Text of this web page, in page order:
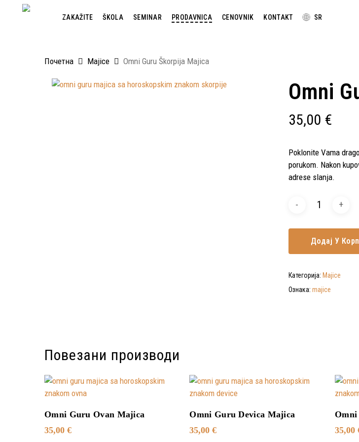
ZAKAŽITE ŠKOLA SEMINAR PRODAVNICA CENOVNIK KONTAKT 🌐 SR
Почетна Majice Omni Guru Škorpija Majica
Omni
35,00 €
Poklonite Vama
porukom. Nakon
adrese slanja.
Додај У
Категорија: Majice
Ознака: majice
Повезани производи
Додај У Корпу
Omni Guru Ovan Majica
35,00 €
Додај У Корпу
Omni Guru Devica Majica
35,00€
Omni
35,00